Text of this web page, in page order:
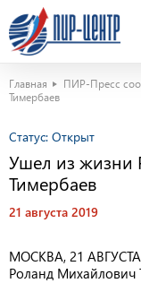
Главная ПИР-Пресс
Тимербаев
Статус: Открыт
Ушел из жизни
Тимербаев
21 августа 2019
МОСКВА, 21
Роланд Михайлович